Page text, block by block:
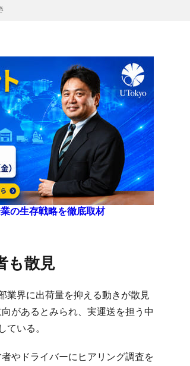
の生存戦略を徹底取材
も散見
業界に出荷量を抑える動きが散見
があるとみられ、実運送を担う中
いる。
やドライバーにヒアリング調査を